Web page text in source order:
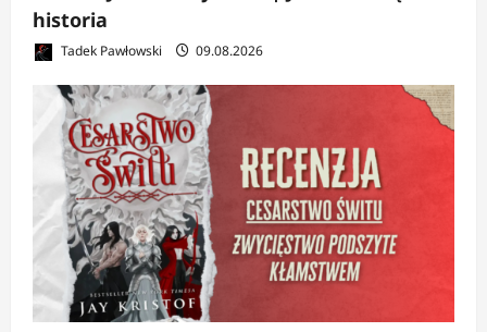
historia
Tadek Pawłowski 09.08.2026